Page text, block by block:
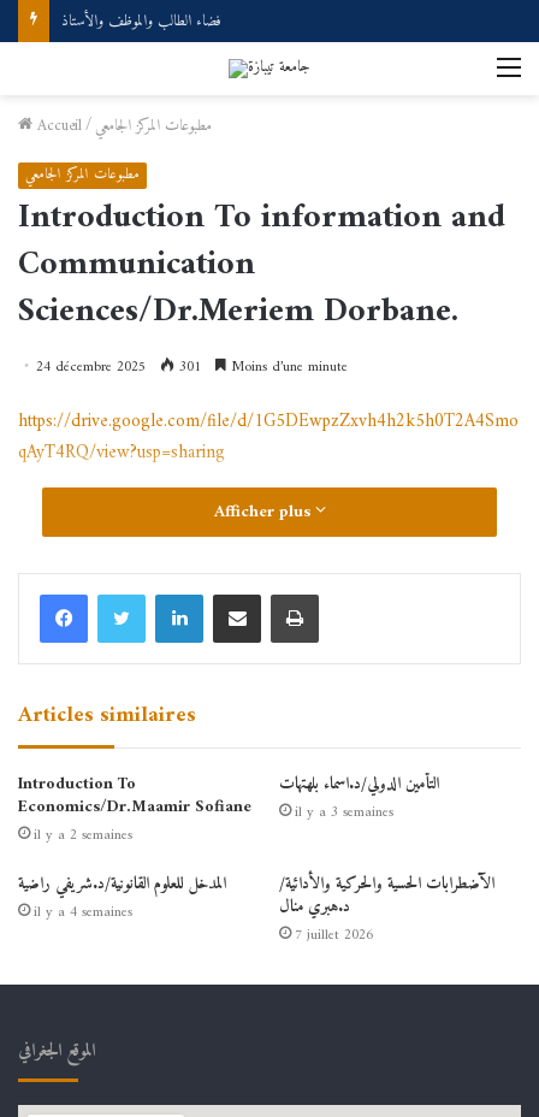
فضاء الطالب والموظف والأستاذ
Accueil/مطبوعات المركز الجامعي
مطبوعات المركز الجامعي
Introduction To information and
Communication
Sciences/Dr.Meriem Dorbane.
24 décembre 2025 301 Moins d’une minute
https://drive.google.com/file/d/1G5DEwpzZxvh4h2k5h0T2A4Smo
qAyT4RQ/view?usp=sharing
Afficher plus
Linkedin Partager par email Imprimer
Articles similaires
Introduction To
Economics/Dr.Maamir Sofiane
il y a 2 semaines
التأمين الدولي/د.اسماء بلهتهات
il y a 3 semaines
المدخل للعلوم القانونية/د.شريفي راضية
il y a 4 semaines
الآضطرابات الحسية والحركية والأدائية/
د.هبري منال
7 juillet 2026
الموقع الجغرافي